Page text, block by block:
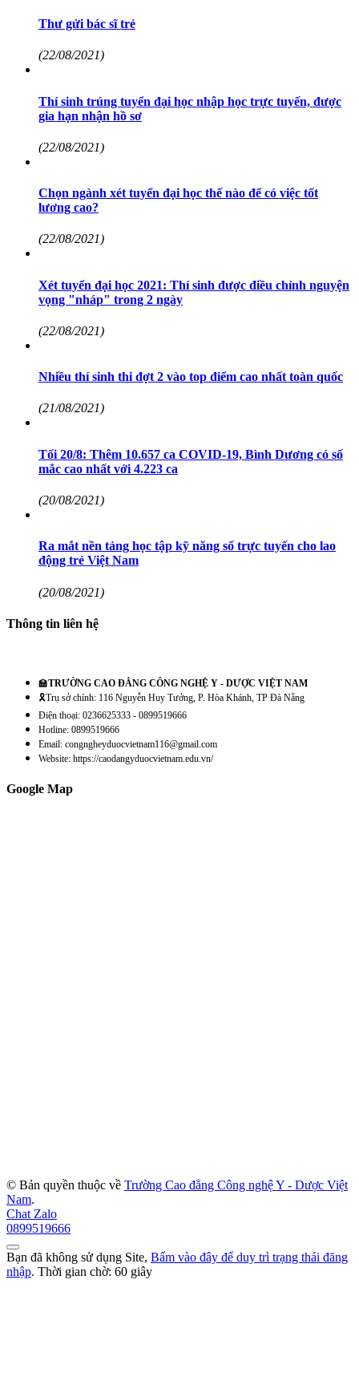
Thư gửi bác sĩ trẻ
(22/08/2021)
Thí sinh trúng tuyển đại học nhập học trực tuyến, được
gia hạn nhận hồ sơ
(22/08/2021)
Chọn ngành xét tuyển đại học thế nào để có việc tốt
lương cao?
(22/08/2021)
Xét tuyển đại học 2021: Thí sinh được điều chỉnh nguyện
vọng "nháp" trong 2 ngày
(22/08/2021)
Nhiều thí sinh thi đợt 2 vào top điểm cao nhất toàn quốc
(21/08/2021)
Tối 20/8: Thêm 10.657 ca COVID-19, Bình Dương có số
mắc cao nhất với 4.223 ca
(20/08/2021)
Ra mắt nền tảng học tập kỹ năng số trực tuyến cho lao
động trẻ Việt Nam
(20/08/2021)
Thông tin liên hệ
🏫TRƯỜNG CAO ĐẲNG CÔNG NGHỆ Y - DƯỢC VIỆT NAM
🎗️Trụ sở chính: 116 Nguyễn Huy Tưởng, P. Hòa Khánh, TP Đà Nẵng
Điện thoại: 0236625333 - 0899519666
Hotline: 0899519666
Email: congngheyduocvietnam116@gmail.com
Website: https://caodangyduocvietnam.edu.vn/
Google Map
© Bản quyền thuộc về Trường Cao đẳng Công nghệ Y - Dược Việt
Nam.
Chat Zalo
0899519666
Bạn đã không sử dụng Site, Bấm vào đây để duy trì trạng thái đăng
nhập. Thời gian chờ: 60 giây